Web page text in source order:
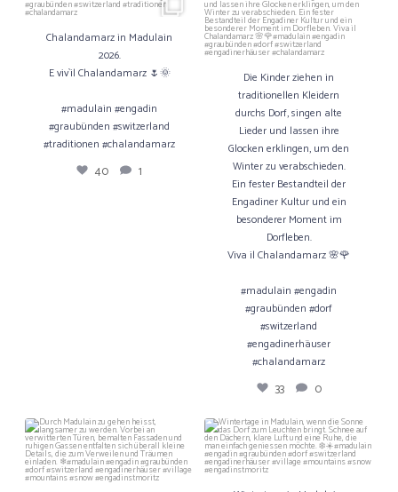
Chalandamarz in Madulain 2026.
#madulain #engadin #graubünden
#switzerland #traditionen
#chalandamarz
Chalandamarz in Madulain
2026.
E viv`il Chalandamarz 🌷🌞
#madulain #engadin
#graubünden #switzerland
#traditionen #chalandamarz
40 1
Die Kinder ziehen in traditionellen
Kleidern durchs Dorf, singen alte
Lieder und lassen ihre Glocken
erklingen, um den Winter zu
verabschieden.
Kultur und ein besonderer Moment
im Dorfleben.
Viva il Chalandamarz 🌸🌹
#madulain #engadin #graubünden
#dorf #switzerland #engadinerhäuser
#chalandamarz
33 0
Die Kinder ziehen in
traditionellen Kleidern
durchs Dorf, singen alte
Lieder und lassen ihre
Glocken erklingen, um den
Winter zu verabschieden.
Ein fester Bestandteil der
Engadiner Kultur und ein
besonderer Moment im
Dorfleben.
Viva il Chalandamarz 🌸🌹
#madulain #engadin
#graubünden #dorf
#switzerland
#engadinerhäuser
#chalandamarz
33 0
Durch Madulain zu gehen heisst,
langsamer zu werden. Vorbei an
verwitterten Türen,
bemalten Fassaden und ruhigen
Wintertage in Madulain, wenn die
Sonne das Dorf zum Leuchten bringt.
Schnee auf den Dächern, klare Luft
und eine Ruhe, die man einfach